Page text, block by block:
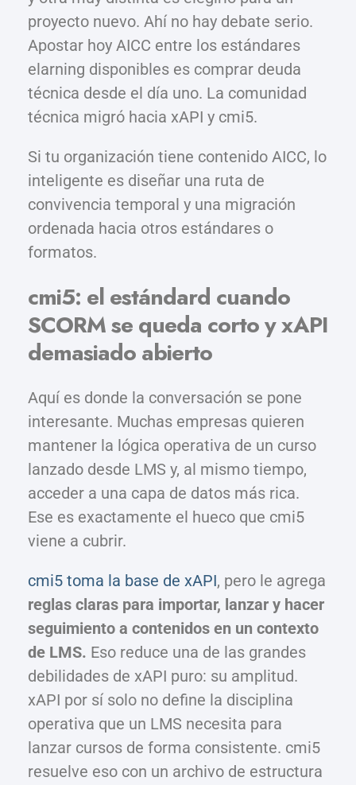
proyecto nuevo. Ahí no hay debate serio.
Apostar hoy AICC entre los estándares
elarning disponibles es comprar deuda
técnica desde el día uno. La comunidad
técnica migró hacia xAPI y cmi5.
Si tu organización tiene contenido AICC, lo
inteligente es diseñar una ruta de
convivencia temporal y una migración
ordenada hacia otros estándares o
formatos.
cmi5: el estándard cuando
SCORM se queda corto y xAPI
demasiado abierto
Aquí es donde la conversación se pone
interesante. Muchas empresas quieren
mantener la lógica operativa de un curso
lanzado desde LMS y, al mismo tiempo,
acceder a una capa de datos más rica.
Ese es exactamente el hueco que cmi5
viene a cubrir.
cmi5 toma la base de xAPI, pero le agrega
reglas claras para importar, lanzar y hacer
seguimiento a contenidos en un contexto
de LMS. Eso reduce una de las grandes
debilidades de xAPI puro: su amplitud.
xAPI por sí solo no define la disciplina
operativa que un LMS necesita para
lanzar cursos de forma consistente. cmi5
resuelve eso con un archivo de estructura